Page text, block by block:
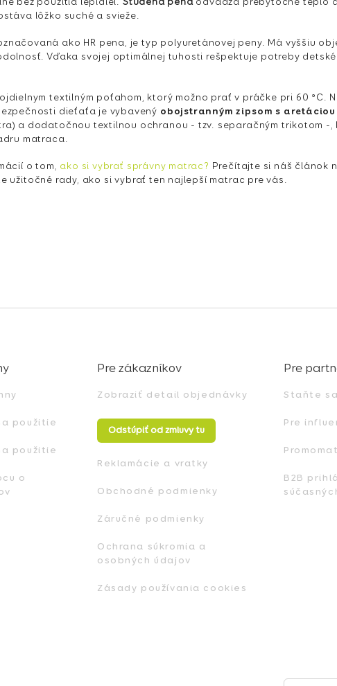
lôžko suché a svieže.
ako HR pena, je typ polyuretánovej peny. Má vyššiu
Vďaka svojej optimálnej tuhosti rešpektuje potreby
textilným poťahom, ktorý možno prať v práčke pri 60 °C.
dieťaťa je vybavený obojstranným zipsom s aretáciou
a dodatočnou textilnou ochranou - tzv. separačným trikotom -,
matraca.
o tom, ako si vybrať správny matrac? Prečítajte si náš článok
užitočné rady, ako si vybrať ten najlepší matrac pre vás.
použitie
použitie
o
Pre zákazníkov
Zobraziť detail objednávky
Odstúpiť od zmluvy tu
Reklamácie a vratky
Obchodné podmienky
Záručné podmienky
Ochrana súkromia a
osobných údajov
Zásady používania cookies
Pre
Staňte
Pre
B2B